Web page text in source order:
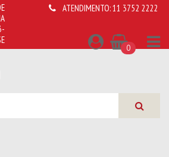
ATENDIMENTO:11 3752 2222
0